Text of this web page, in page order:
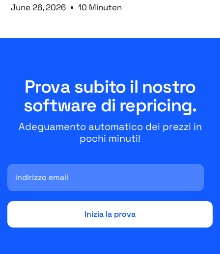
June 26, 2026 10 Minuten
Prova subito il nostro
software di repricing.
Adeguamento automatico dei prezzi in
pochi minuti!